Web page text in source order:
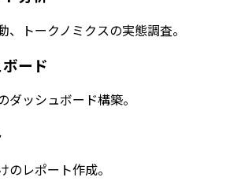
トークノミクスの実態調査。
ード
ッシュボード構築。
レポート作成。